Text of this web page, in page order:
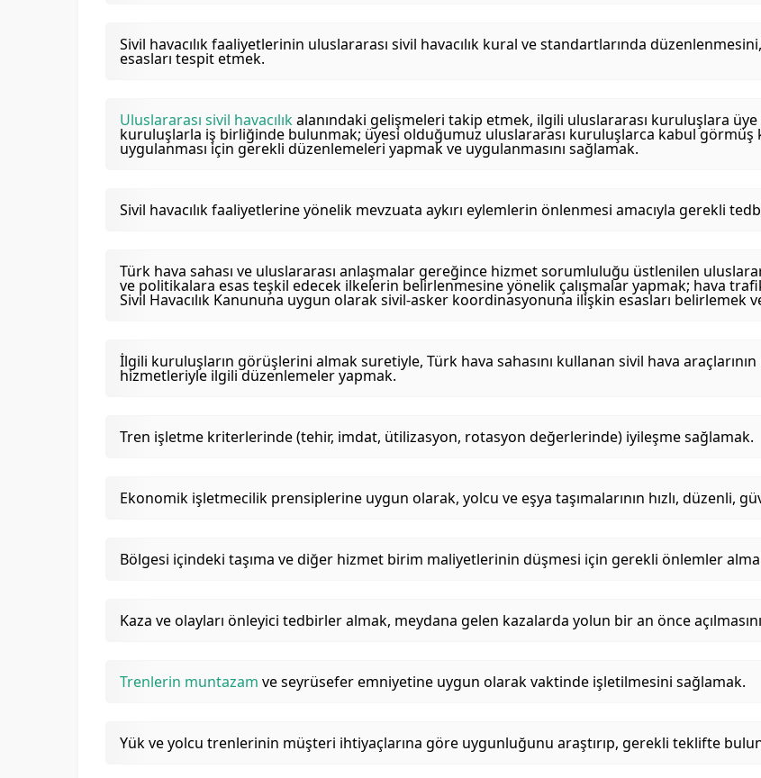
Sivil havacılık faaliyetlerinin uluslararası sivil havacılık kural ve standartlarında
esasları tespit etmek.
Uluslararası sivil havacılıkalanındaki gelişmeleri takip etmek, ilgili uluslararası kuruluşlara üye
kuruluşlarla iş birliğinde bulunmak; üyesi olduğumuz uluslararası kuruluşlarca kabul görmüş
uygulanması için gerekli düzenlemeleri yapmak ve uygulanmasını sağlamak.
Sivil havacılık faaliyetlerine yönelik mevzuata aykırı eylemlerin önlenmesi amacıyla gerekli
Türk hava sahası ve uluslararası anlaşmalar gereğince hizmet sorumluluğu üstlenilen
ve politikalara esas teşkil edecek ilkelerin belirlenmesine yönelik çalışmalar yapmak; hava
Sivil Havacılık Kanununa uygun olarak sivil-asker koordinasyonuna ilişkin esasları belirlemek
İlgili kuruluşların görüşlerini almak suretiyle, Türk hava sahasını kullanan sivil hava
hizmetleriyle ilgili düzenlemeler yapmak.
Tren işletme kriterlerinde (tehir, imdat, ütilizasyon, rotasyon değerlerinde) iyileşme sağlamak.
Ekonomik işletmecilik prensiplerine uygun olarak, yolcu ve eşya taşımalarının hızlı, düzenli,
Bölgesi içindeki taşıma ve diğer hizmet birim maliyetlerinin düşmesi için gerekli önlemler
Kaza ve olayları önleyici tedbirler almak, meydana gelen kazalarda yolun bir an önce
Trenlerin muntazam ve seyrüsefer emniyetine uygun olarak vaktinde işletilmesini sağlamak.
Yük ve yolcu trenlerinin müşteri ihtiyaçlarına göre uygunluğunu araştırıp, gerekli teklifte